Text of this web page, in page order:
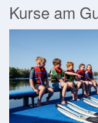
Kurse am